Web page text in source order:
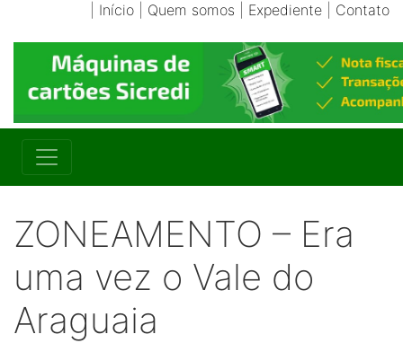
Início Quem somos Expediente Contato
ZONEAMENTO – Era
uma vez o Vale do
Araguaia